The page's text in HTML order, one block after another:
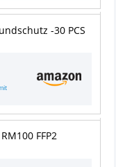
-30 PCS
FFP2